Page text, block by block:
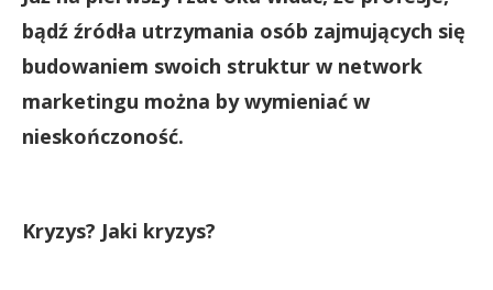
bądź źródła utrzymania osób zajmujących się
budowaniem swoich struktur w network
marketingu można by wymieniać w
nieskończoność.
Kryzys? Jaki kryzys?